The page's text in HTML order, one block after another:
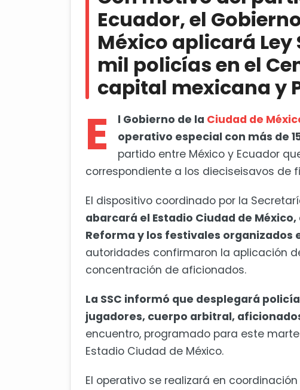
Cortes a la circulación
Habrá vigilancia reforzada
Aplicarán Ley Seca
Proponen a Esteban Moctezuma
Luxemburgo
Ecuador, el
México aplicará Ley
mil policías en el
capital mexicana y
E l Gobierno de la Ciudad de
operativo especial con más de
partido entre México y Ecuador
correspondiente a los dieciseisavos de
El dispositivo coordinado por la
abarcará el Estadio Ciudad de México,
Reforma y los festivales organizados
autoridades confirmaron la aplicación
concentración de aficionados.
La SSC informó que desplegará
jugadores, cuerpo arbitral,
encuentro, programado para este
Estadio Ciudad de México.
El operativo se realizará en